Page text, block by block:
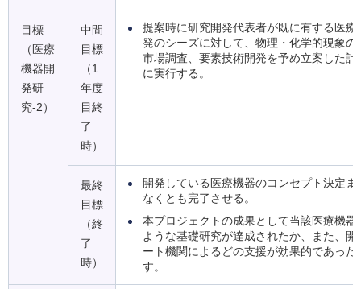
目標
（医療
機器開
発研
究-2）
中間
目標
（1
年度
目終
了
時）
提案時に研究開発代表者が既に有する医療
発のシーズに対して、物理・化学的現象の
市場調査、要素技術開発を予め立案した計
に実行する。
最終
目標
（終
了
時）
開発している医療機器のコンセプト決定ま
なくとも完了させる。
本プロジェクトの成果として当該医療機器
ような基礎研究が達成されたか、また、開
ート機関によるどの支援が効果的であった
す。